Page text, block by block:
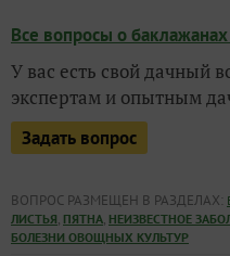
Все вопросы о
У вас есть свой дачный
экспертам и опытным
Задать вопрос
ВОПРОС РАЗМЕЩЕН В РАЗДЕЛАХ:
ЛИСТЬЯ, ПЯТНА, НЕИЗВЕСТНОЕ
БОЛЕЗНИ ОВОЩНЫХ КУЛЬТУР